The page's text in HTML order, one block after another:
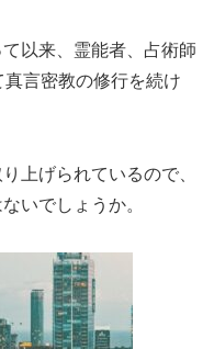
以来、霊能者、占術師
言密教の修行を続け
上げられているので、
いでしょうか。